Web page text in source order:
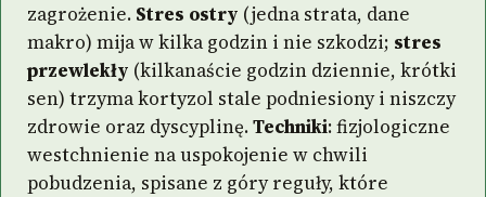
zagrożenie. Stres ostry (jedna strata, dane
makro) mija w kilka godzin i nie szkodzi; stres
przewlekły (kilkanaście godzin dziennie, krótki
sen) trzyma kortyzol stale podniesiony i niszczy
zdrowie oraz dyscyplinę.Techniki: fizjologiczne
westchnienie na uspokojenie w chwili
pobudzenia, spisane z góry reguły, które